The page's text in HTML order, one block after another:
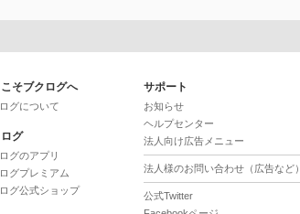
そブクログへ
グについて
グ
グのアプリ
グプレミアム
グ公式ショップ
サポート
お知らせ
ヘルプセンター
法人向け広告メニュー
法人様のお問い合わせ（広告など）
公式Twitter